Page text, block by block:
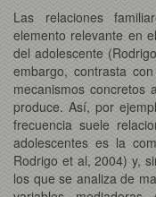
Las relaciones
elemento relevante en
del adolescente
embargo, contrasta
mecanismos concretos
produce. Así, por
frecuencia suele
adolescentes es la
Rodrigo et al, 2004) y,
los que se analiza de